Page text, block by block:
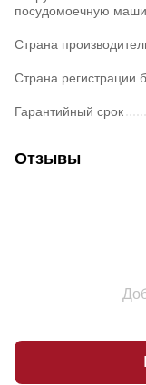
посудомоечную
Страна
Страна регистрации
Гарантийный срок
Отзывы